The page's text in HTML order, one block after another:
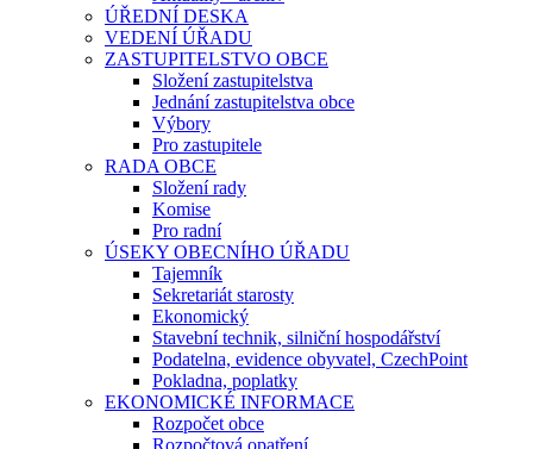
ÚŘEDNÍ DESKA
VEDENÍ ÚŘADU
ZASTUPITELSTVO OBCE
Složení zastupitelstva
Jednání zastupitelstva obce
Výbory
Pro zastupitele
RADA OBCE
Složení rady
Komise
Pro radní
ÚSEKY OBECNÍHO ÚŘADU
Tajemník
Sekretariát starosty
Ekonomický
Stavební technik, silniční hospodářství
Podatelna, evidence obyvatel, CzechPoint
Pokladna, poplatky
EKONOMICKÉ INFORMACE
Rozpočet obce
Rozpočtová opatření